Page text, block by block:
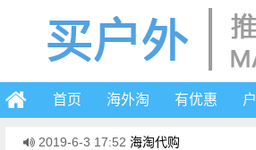
首页 海外淘 有优惠
2019-6-3 17:52 海淘代购